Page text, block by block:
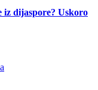
iz dijaspore? Uskoro